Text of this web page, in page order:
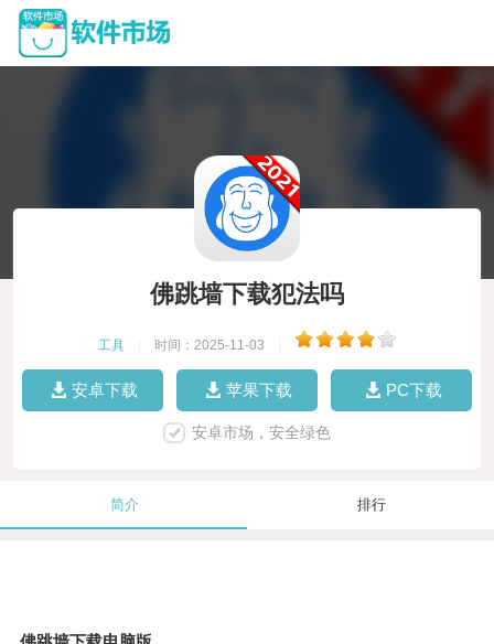
佛跳墙下载犯法吗
工具 时间：2025-11-03
安卓下载 苹果下载 PC下载
安卓市场，安全绿色
简介 排行